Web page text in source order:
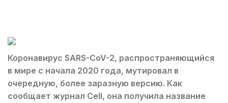
Коронавирус SARS-CoV-2, распространяющийся
в мире с начала 2020 года, мутировал в
очередную, более заразную версию. Как
сообщает журнал Cell, она получила название